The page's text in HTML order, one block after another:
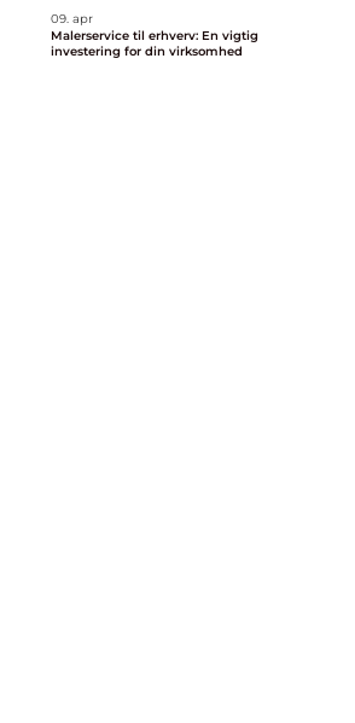
09. apr
Malerservice til erhverv: En vigtig
investering for din virksomhed